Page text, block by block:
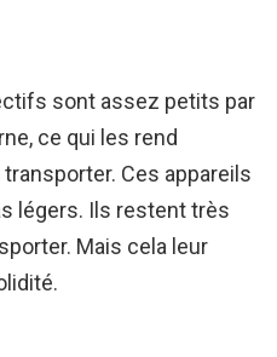
sont assez petits par
ce qui les rend
Ces appareils
légers. Ils restent très
Mais cela leur